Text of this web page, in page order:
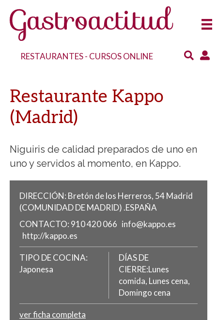
RESTAURANTES- CURSOS ONLINE
Restaurante Kappo
(Madrid)
Niguiris de calidad preparados de uno en
uno y servidos al momento, en Kappo.
DIRECCIÓN: Bretón de los Herreros, 54Madrid
(COMUNIDAD DE MADRID) .ESPAÑA
CONTACTO: 910 420 066 info@kappo.es
http://kappo.es
TIPO DE COCINA:
Japonesa
DÍAS DE
CIERRE:Lunes
comida, Lunes cena,
Domingo cena
ver ficha completa